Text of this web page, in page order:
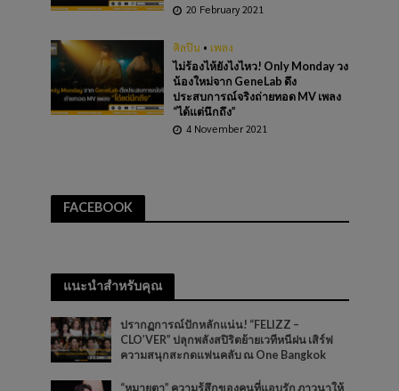
20 February 2021
ศิลปิน • เพลง
ไม่ร้องไห้ยังไงไหว! Only Monday วง
น้องใหม่จาก GeneLab ดึง
ประสบการณ์จริงถ่ายทอด MV เพลง
“ได้แต่นึกถึง”
4 November 2021
FACEBOOK
แนะนำสำหรับคุณ
ปรากฏการณ์ปักหลักแน่น! “FELIZZ –
CLO’VER” ปลุกพลังสปิริตย้ายเวทีหนีฝน เสิร์ฟ
ความสนุกสะกดแฟนคลับ ณ One Bangkok
“หมายตา” ความรู้สึกของคนที่แอบรัก ภาวนาให้